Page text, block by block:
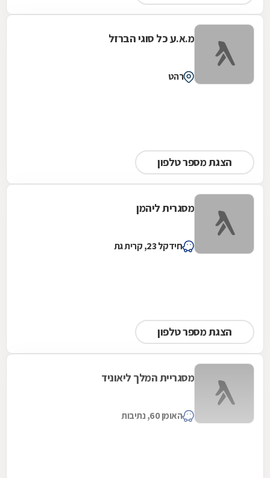
מ.א.ע כל סוגי הברזל
רהט
הצגת מספר טלפון
מסגרית ליהמן
חידקל 23, קרית גת
הצגת מספר טלפון
מסגריית המלך ליאוניד
האומן 60, נתיבות